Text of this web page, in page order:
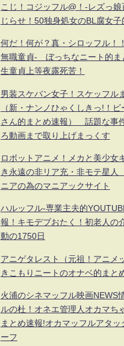
こじ！コジッフル@！-レズっ娘
じらせ！50独身処女のBL腐女
何だ！何が？真・シロッフル
無職童貞- ぼっちなニート的ま
生童貞上等夜露死苦！
男装スケバン女子！スケッフル
（新・ナンノひゃくしきっ!！
さん的まとめ速報） 話題な事
ろ動画まで取り上げまっくす
ロボットアニメ！メカと美少女
き永遠の非リア充・非モテ星人
ニアの為のマニアックサイト
ハルッフル-専業主夫的
報！キモデブおたく！初老人の
動の1750日
アニゲタレスト（元祖！アニ
きこもりニートのオナベ的まと
火浦のシネマッフル映画NEWS
ルの杜！オネエ管理人オカマち
まとめ速報!オカマッフルアタッ
ーフ